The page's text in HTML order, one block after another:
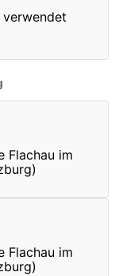
Flachau im
Flachau im